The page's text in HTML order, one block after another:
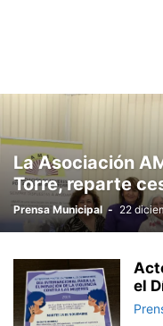
La Asociación
Torre, reparte
Prensa Municipal - 22
el